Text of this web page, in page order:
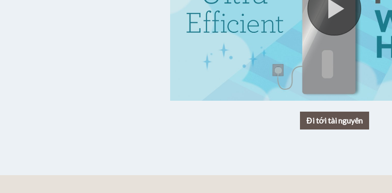
Đi tới tài nguyên